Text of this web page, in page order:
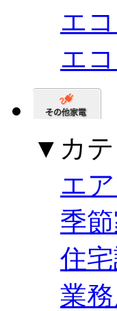
エ
エ
▼カテ
エ
季
住
業